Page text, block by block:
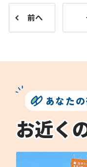
前へ
あなた